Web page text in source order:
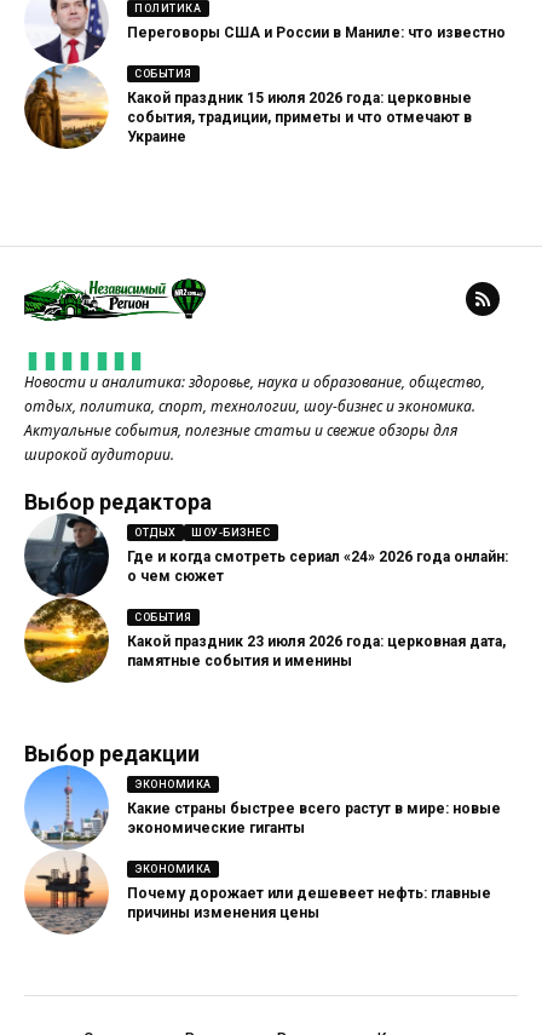
ПОЛИТИКА
Переговоры США и России в Маниле: что известно
СОБЫТИЯ
Какой праздник 15 июля 2026 года: церковные
события, традиции, приметы и что отмечают в
Украине
Новости и аналитика: здоровье, наука и образование, общество,
отдых, политика, спорт, технологии, шоу-бизнес и экономика.
Актуальные события, полезные статьи и свежие обзоры для
широкой аудитории.
Выбор редактора
ОТДЫХ ШОУ-БИЗНЕС
Где и когда смотреть сериал «24» 2026 года онлайн:
о чем сюжет
СОБЫТИЯ
Какой праздник 23 июля 2026 года: церковная дата,
памятные события и именины
Выбор редакции
ЭКОНОМИКА
Какие страны быстрее всего растут в мире: новые
экономические гиганты
ЭКОНОМИКА
Почему дорожает или дешевеет нефть: главные
причины изменения цены